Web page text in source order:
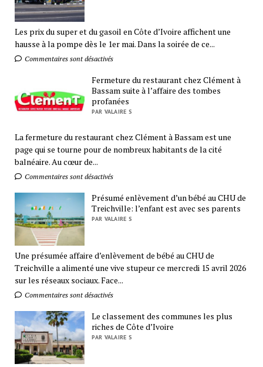
Les prix du super et du gasoil en Côte d’Ivoire affichent une
hausse à la pompe dès le 1er mai. Dans la soirée de ce...
Commentaires sont désactivés
Fermeture du restaurant chez Clément à
Bassam suite à l’affaire des tombes
profanées
PAR VALAIRE S
La fermeture du restaurant chez Clément à Bassam est une
page qui se tourne pour de nombreux habitants de la cité
balnéaire. Au cœur de...
Commentaires sont désactivés
Présumé enlèvement d’un bébé au CHU de
Treichville: l’enfant est avec ses parents
PAR VALAIRE S
Une présumée affaire d’enlèvement de bébé au CHU de
Treichville a alimenté une vive stupeur ce mercredi 15 avril 2026
sur les réseaux sociaux. Face...
Commentaires sont désactivés
Le classement des communes les plus
riches de Côte d’Ivoire
PAR VALAIRE S